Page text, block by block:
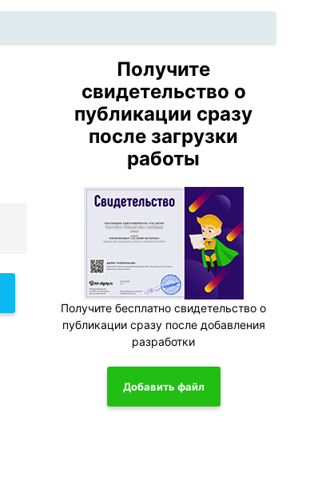
Получите
свидетельство о
публикации сразу
после загрузки
работы
Получите бесплатно свидетельство о
публикации сразу после добавления
разработки
Добавить файл